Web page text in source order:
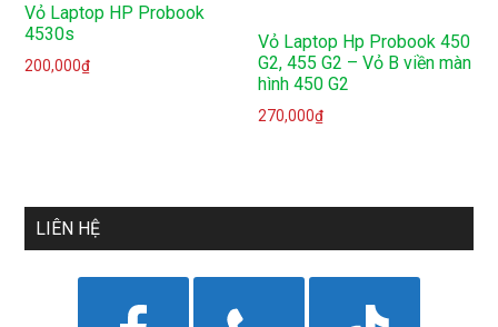
Vỏ Laptop HP Probook
4530s
200,000₫
Vỏ Laptop Hp Probook 450
G2, 455 G2 – Vỏ B viền màn
hình 450 G2
270,000₫
LIÊN HỆ